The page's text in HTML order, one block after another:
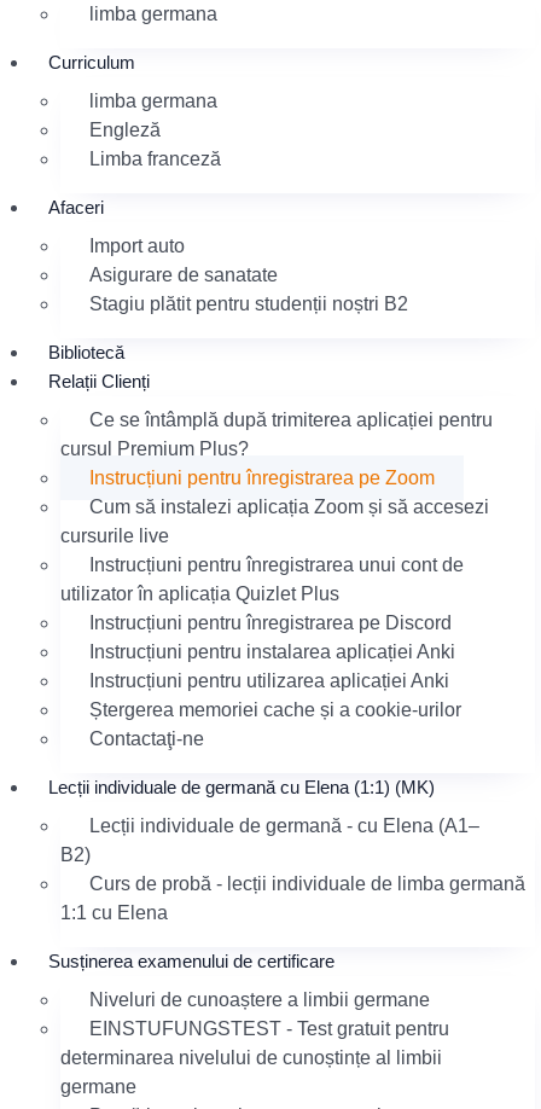
limba germana
Curriculum
limba germana
Engleză
Limba franceză
Afaceri
Import auto
Asigurare de sanatate
Stagiu plătit pentru studenții noștri B2
Bibliotecă
Relații Clienți
Ce se întâmplă după trimiterea aplicației pentru
cursul Premium Plus?
Instrucțiuni pentru înregistrarea pe Zoom
Cum să instalezi aplicația Zoom și să accesezi
cursurile live
Instrucțiuni pentru înregistrarea unui cont de
utilizator în aplicația Quizlet Plus
Instrucțiuni pentru înregistrarea pe Discord
Instrucțiuni pentru instalarea aplicației Anki
Instrucțiuni pentru utilizarea aplicației Anki
Ștergerea memoriei cache și a cookie-urilor
Contactaţi-ne
Lecții individuale de germană cu Elena (1:1) (MK)
Lecții individuale de germană - cu Elena (A1–
B2)
Curs de probă - lecții individuale de limba germană
1:1 cu Elena
Susținerea examenului de certificare
Niveluri de cunoaștere a limbii germane
EINSTUFUNGSTEST - Test gratuit pentru
determinarea nivelului de cunoștințe al limbii
germane